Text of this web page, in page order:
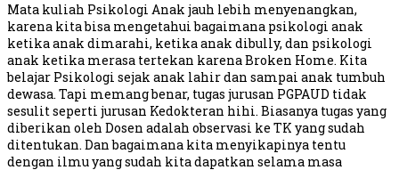
Mata kuliah Psikologi Anak jauh lebih menyenangkan,
karena kita bisa mengetahui bagaimana psikologi anak
ketika anak dimarahi, ketika anak dibully, dan psikologi
anak ketika merasa tertekan karena Broken Home. Kita
belajar Psikologi sejak anak lahir dan sampai anak tumbuh
dewasa. Tapi memang benar, tugas jurusan PGPAUD tidak
sesulit seperti jurusan Kedokteran hihi. Biasanya tugas yang
diberikan oleh Dosen adalah observasi ke TK yang sudah
ditentukan. Dan bagaimana kita menyikapinya tentu
dengan ilmu yang sudah kita dapatkan selama masa